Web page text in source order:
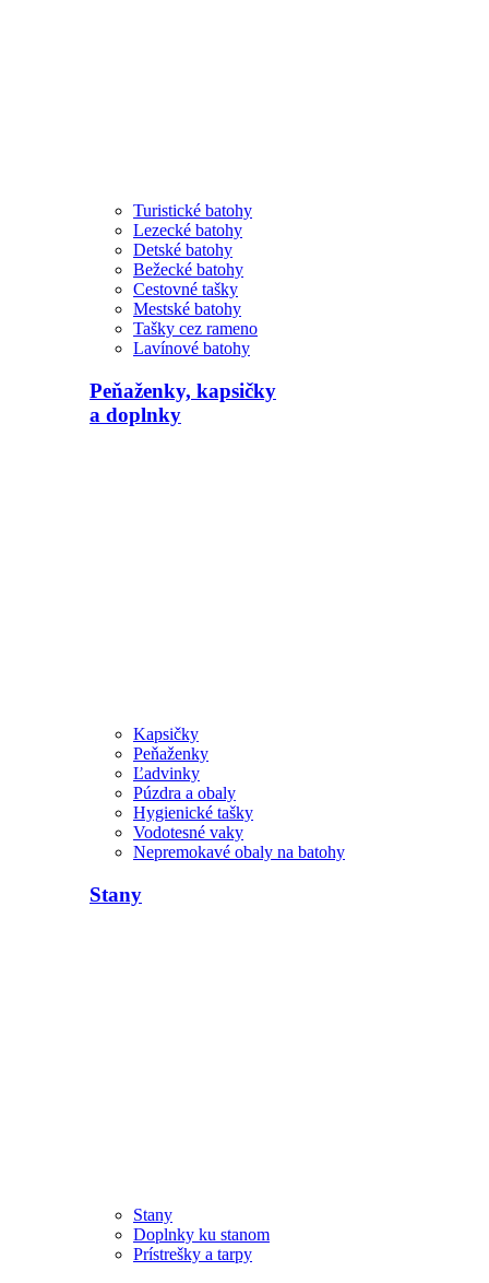
Turistické batohy
Lezecké batohy
Detské batohy
Bežecké batohy
Cestovné tašky
Mestské batohy
Tašky cez rameno
Lavínové batohy
Peňaženky, kapsičky
a doplnky
Kapsičky
Peňaženky
Ľadvinky
Púzdra a obaly
Hygienické tašky
Vodotesné vaky
Nepremokavé obaly na batohy
Stany
Stany
Doplnky ku stanom
Prístrešky a tarpy